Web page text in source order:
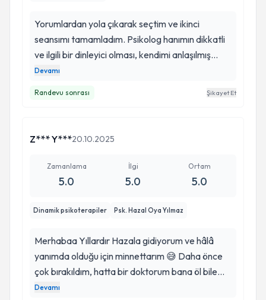
Yorumlardan yola çıkarak seçtim ve ikinci
seansımı tamamladım. Psikolog hanımın dikkatli
ve ilgili bir dinleyici olması, kendimi anlaşılmış
hissettirdi. Ofisi de oldukça rahatlatıcı ve güven
Devamı
Randevu sonrası Şikayet Et
Z*** Y***20.10.2025
Zamanlama
5.0
İlgi
5.0
Ortam
5.0
Dinamik psikoterapiler Psk. Hazal Oya Yılmaz
Merhabaa Yıllardır Hazala gidiyorum ve hâlâ
yanımda olduğu için minnettarım 😅 Daha önce
çok bırakıldım, hatta bir doktorum bana öl bile
demişti! Böyle insanlardan gerçekten nefret
Devamı